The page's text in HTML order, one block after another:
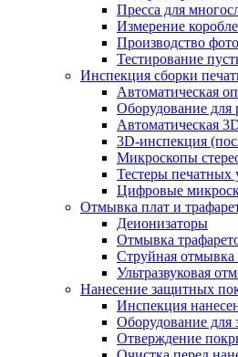
Пресса для
Измерение
Производство
Тестирование
Инспекция сборки
Автоматическая
Оборудование для
Автоматическая
3D-инспекция
Микроскопы
Тестеры печатных
Цифровые
Отмывка плат и
Деионизаторы
Отмывка
Струйная отмывка
Ультразвуковая
Нанесение защитных
Инспекция
Оборудование для
Отверждение